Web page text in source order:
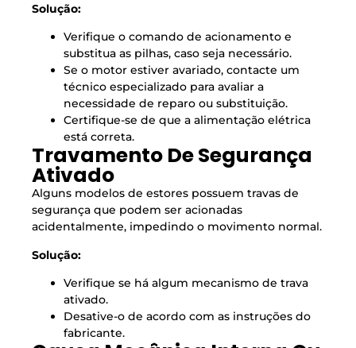
Solução:
Verifique o comando de acionamento e
substitua as pilhas, caso seja necessário.
Se o motor estiver avariado, contacte um
técnico especializado para avaliar a
necessidade de reparo ou substituição.
Certifique-se de que a alimentação elétrica
está correta.
Travamento De Segurança
Ativado
Alguns modelos de estores possuem travas de
segurança que podem ser acionadas
acidentalmente, impedindo o movimento normal.
Solução:
Verifique se há algum mecanismo de trava
ativado.
Desative-o de acordo com as instruções do
fabricante.